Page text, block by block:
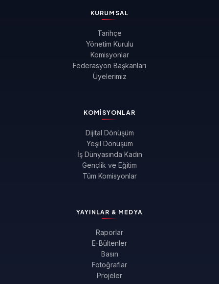
KURUMSAL
Tarihçe
Yönetim Kurulu
Komisyonlar
Federasyon Başkanları
Üyelerimiz
KOMISYONLAR
Dijital Dönüşüm
Yeşil Dönüşüm
İş Dünyasında Kadın
Gençlik ve Eğitim
Tüm Komisyonlar
YAYINLAR & MEDYA
Raporlar
E-Bültenler
Basın
Fotoğraflar
Projeler